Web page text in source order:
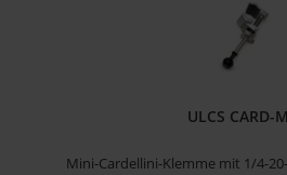
ULCS CARD-
Mini-Cardellini-Klemme mit 1/4-